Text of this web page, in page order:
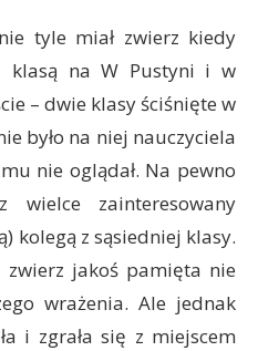
tyle miał zwierz kiedy
klasą na W Pustyni i w
– dwie klasy ściśnięte w
było na niej nauczyciela
nie oglądał. Na pewno
wielce zainteresowany
kolegą z sąsiedniej klasy.
zwierz jakoś pamięta nie
wrażenia. Ale jednak
i zgrała się z miejscem